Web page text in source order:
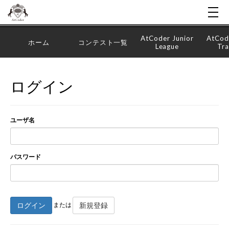
ホーム コンテスト一覧
AtCoder Junior
League
ログイン
ユーザ名
パスワード
ログイン または 新規登録